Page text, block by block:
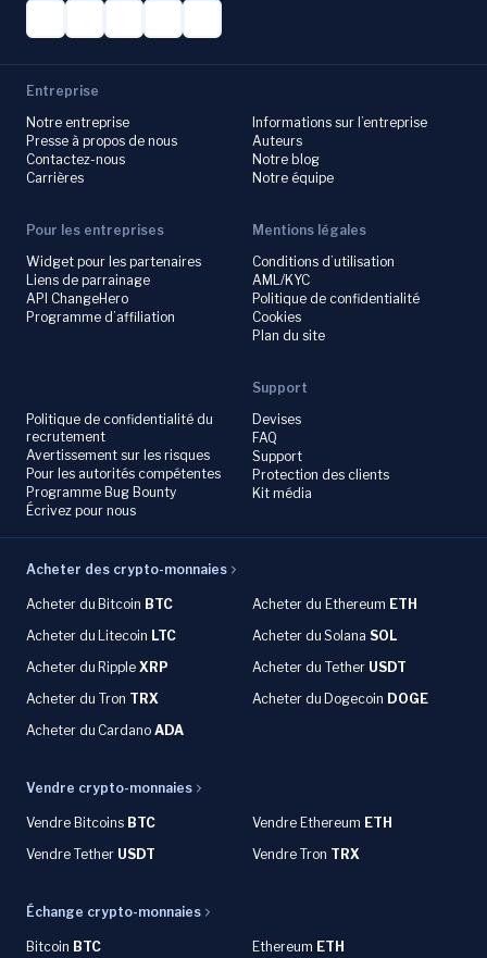
Entreprise
Notre entreprise
Presse à propos de nous
Contactez-nous
Carrières
Informations sur l’entreprise
Auteurs
Notre blog
Notre équipe
Pour les entreprises
Widget pour les partenaires
Liens de parrainage
API ChangeHero
Programme d’affiliation
Mentions légales
Conditions d’utilisation
AML/KYC
Politique de confidentialité
Cookies
Plan du site
Politique de confidentialité du
recrutement
Avertissement sur les risques
Pour les autorités compétentes
Programme Bug Bounty
Écrivez pour nous
Support
Devises
FAQ
Support
Protection des clients
Kit média
Acheter des crypto-monnaies
Acheter du Bitcoin BTC Acheter du Ethereum ETH
Acheter du Litecoin LTC Acheter du Solana SOL
Acheter du Ripple XRP Acheter du Tether USDT
Acheter du Tron TRX Acheter du Dogecoin DOGE
Acheter du Cardano ADA
Vendre crypto-monnaies
Vendre Bitcoins BTC Vendre Ethereum ETH
Vendre Tether USDT Vendre Tron TRX
Échange crypto-monnaies
Bitcoin BTC Ethereum ETH